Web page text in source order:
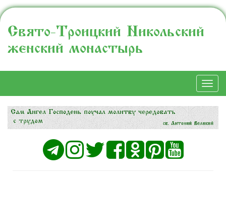
Свято-Троицкий Никольский
женский монастырь